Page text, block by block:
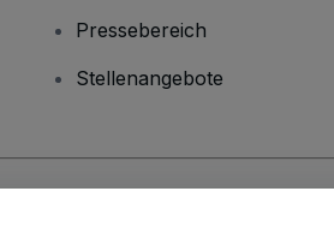
Pressebereich
Stellenangebote